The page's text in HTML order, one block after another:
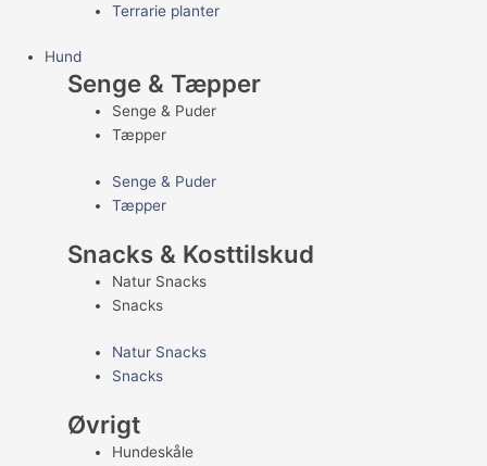
Terrarie planter
Hund
Senge & Tæpper
Senge & Puder
Tæpper
Senge & Puder
Tæpper
Snacks & Kosttilskud
Natur Snacks
Snacks
Natur Snacks
Snacks
Øvrigt
Hundeskåle